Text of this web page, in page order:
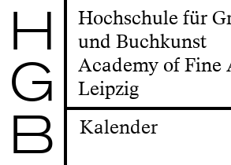
H
G
B
Hochschule für
und Buchkunst
Academy of Fine
Leipzig
Kalender